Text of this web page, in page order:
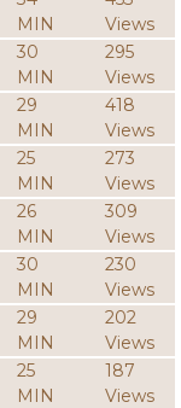
MIN
Views
30
MIN
295
Views
29
MIN
418
Views
25
MIN
273
Views
26
MIN
309
Views
30
MIN
230
Views
29
MIN
202
Views
25
MIN
187
Views